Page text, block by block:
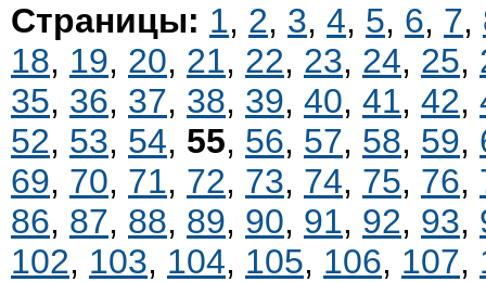
Страницы: 1, 2, 3, 4, 5, 6, 7,
18, 19, 20, 21, 22, 23, 24, 25,
35, 36, 37, 38, 39, 40, 41, 42,
52, 53, 54, 55, 56, 57, 58, 59,
69, 70, 71, 72, 73, 74, 75, 76,
86, 87, 88, 89, 90, 91, 92, 93,
102, 103, 104, 105, 106, 107,